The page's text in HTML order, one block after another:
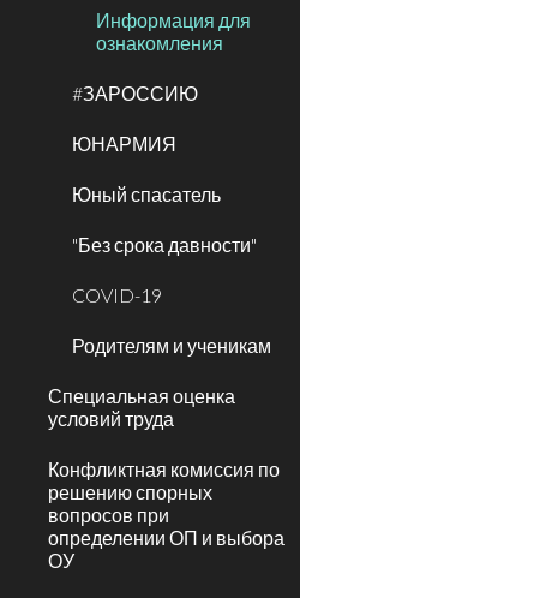
Информация для
ознакомления
#ЗАРОССИЮ
ЮНАРМИЯ
Юный спасатель
"Без срока давности"
COVID-19
Родителям и ученикам
Специальная оценка
условий труда
Конфликтная комиссия по
решению спорных
вопросов при
определении ОП и выбора
ОУ